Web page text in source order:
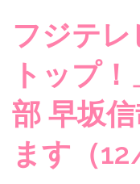
フジテレ
トップ
部 早坂
ます（